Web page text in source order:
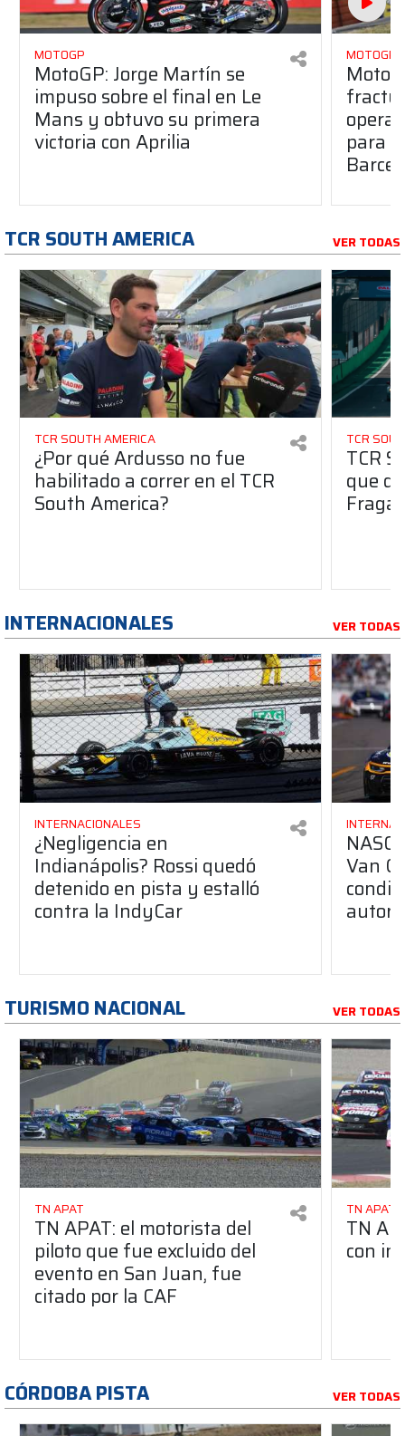
MOTOGP
MotoGP: Jorge Martín se
impuso sobre el final en Le
Mans y obtuvo su primera
victoria con Aprilia
MOTOGP
para
TCR SOUTH AMERICA VER TODAS
TCR SOUTH AMERICA
¿Por qué Ardusso no fue
habilitado a correr en el TCR
South America?
TCR
TCR
que
Fraga
INTERNACIONALES VER TODAS
INTERNACIONALES
¿Negligencia en
Indianápolis? Rossi quedó
detenido en pista y estalló
contra la IndyCar
Van
TURISMO NACIONAL VER TODAS
TN APAT
TN APAT: el motorista del
piloto que fue excluido del
evento en San Juan, fue
citado por la CAF
TN APAT
TN
con
CÓRDOBA PISTA VER TODAS